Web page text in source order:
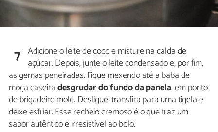
7 Adicione o leite de coco e misture na calda de
açúcar. Depois, junte o leite condensado e, por fim,
as gemas peneiradas. Fique mexendo até a baba de
moça caseiradesgrudar do fundo da panela, em ponto
de brigadeiro mole. Desligue, transfira para uma tigela e
deixe esfriar. Esse recheio cremoso é o que traz um
sabor autêntico e irresistível ao bolo.